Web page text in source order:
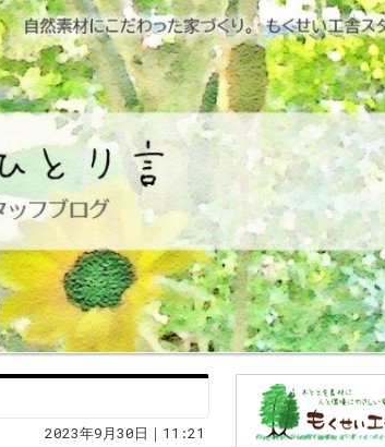
2023年9月30日｜11:21